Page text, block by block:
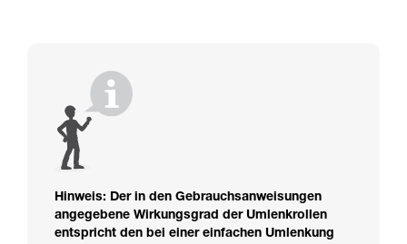
Hinweis: Der in den Gebrauchsanweisungen
angegebene Wirkungsgrad der Umlenkrollen
entspricht den bei einer einfachen Umlenkung